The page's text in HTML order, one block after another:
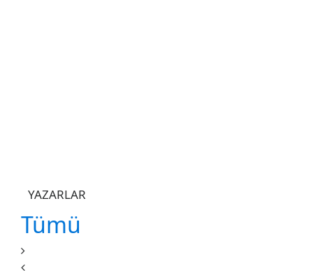
YAZARLAR
Tümü